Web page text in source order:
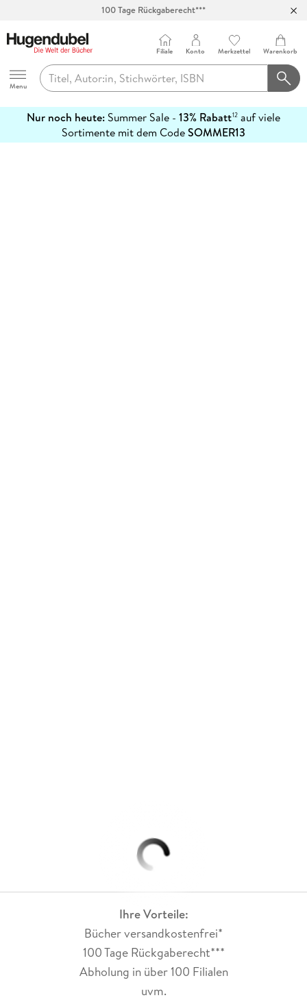
100 Tage Rückgaberecht***
Hugendubel
Menu
Filiale Konto Merkzettel Warenkorb
Nur noch heute: Summer Sale - 13% Rabatt12 auf viele
Sortimente mit dem CodeSOMMER13
erfahren
Ihre Vorteile:
Bücher versandkostenfrei*
100 Tage Rückgaberecht***
Abholung in über 100 Filialen
uvm.